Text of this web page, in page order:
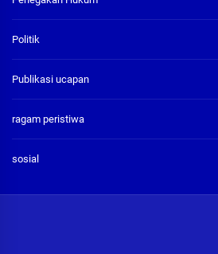
Politik
Publikasi ucapan
ragam peristiwa
sosial